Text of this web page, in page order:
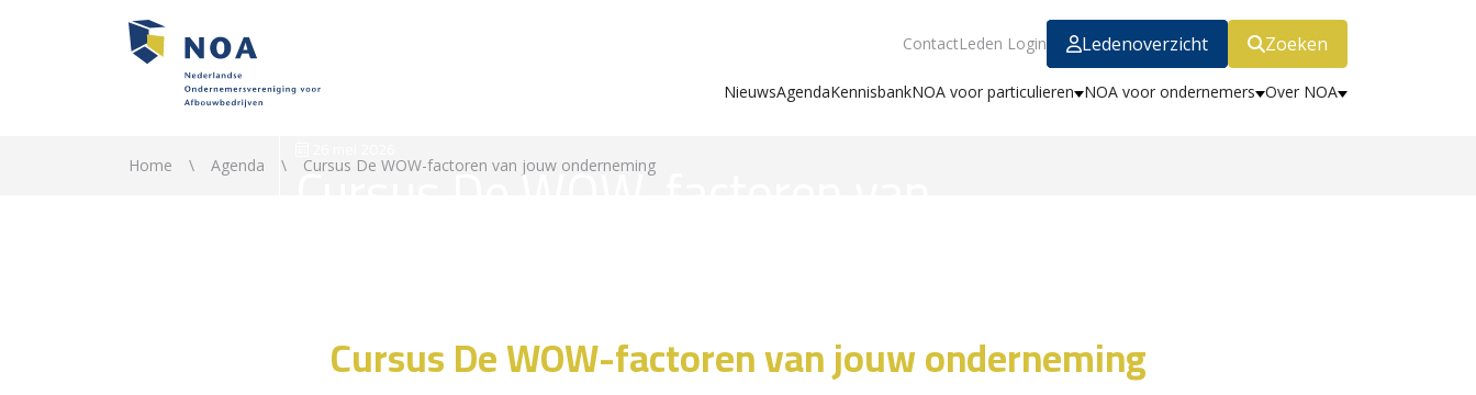
ContactLeden Login Ledenoverzicht Zoeken
NieuwsAgendaKennisbankNOA voor particulieren NOA voor ondernemers Over NOA
Cursus De WOW-factoren van
Home Agenda Cursus De WOW-factoren van jouw onderneming
Cursus De WOW-factoren van jouw onderneming